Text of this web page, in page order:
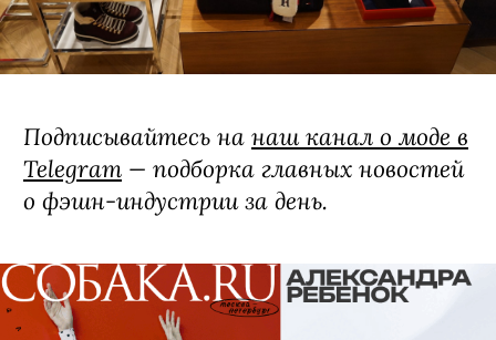
Подписывайтесь на наш канал о моде в
Telegram — подборка главных новостей
о фэшн-индустрии за день.